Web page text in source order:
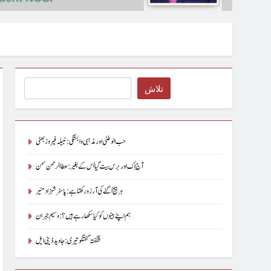
تلاش
حب الوطنی اور مذہبی وابستگی : نبیلہ فیروز بھٹی
آج اِک اور برس بیت گیا اُس کے بغیر : عطاالرحمن سمن
ہر بیج اُگنے کی آرزو رکھتا ہے : پاسٹر شہزاد منیر
ہم اپنے بیٹوں کو کیا سکھا رہے ہیں؟ : وسیم جبران
شگفتہ گفتگو تیری : جاوید ڈینی ایل